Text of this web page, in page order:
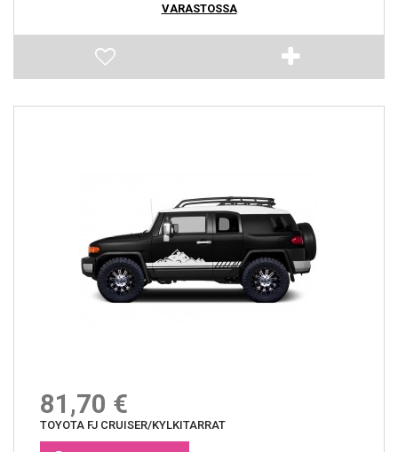
VARASTOSSA
81,70 €
TOYOTA FJ CRUISER/KYLKITARRAT